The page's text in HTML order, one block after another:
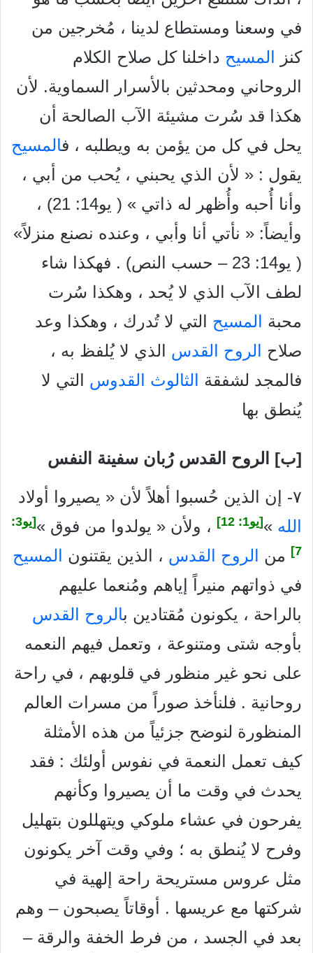
في وسعنا ومستطاع لدينا ، مُخرجين من
كنز
المسيح داخلنا كل صلاح الكلام
الروحاني ومحدثين بالأسرار السماوية. لأن
هكذا قد سُرت مشيئة الآب الصالحة أن
يحل في كل من يؤمن به ويطلبه ، فالمسيح
يقول : « لأن الذي يحبني ، يُحب من أبي ،
وأنا أُحبه وأُظهر له ذاتي » ( يو14: 21) ،
وأيضاً: « نأتي أنا وأبي ، وعنده نصنع منزلاً»
( يو14: 23 – حسب النص) . فهكذا شاء
لطف الآب الذي لا يُحد ، وهكذا سُرت
محبة
المسيح التي لا تُدرك ، وهكذا وعد
صلاح
الروح القدس الذي لا يُلفظ به ،
فالمجد لشفقة
الثالوث القدوس التي لا
يُنطق بها
[ب] الروح القدس رُبان سفينة النفس
۷- إن الذين حُسبوا أهلاً لأن « يصيروا أولاد
الله » [يو1: 12] ، ولأن « يولدوا من فوق » [يو3:
7] من الروح القدس ، الذين يقتنون
المسيح
في ذواتهم منيراً إياهم ومُنعما عليهم
بالراحة ، يكونون مُقتادين بالروح القدس
بأوجه شتى ومتنوعة ، وتعمل فيهم النعمه
على نحو غير منظور في قلوبهم ، في راحة
روحانية . فلنأخذ صوراً من مسرات العالم
المنظورة لنوضح جزئياً من هذه الأمثلة
كيف تعمل النعمة في نفوس أولئك : فقد
يحدث في وقت ما أن يصيروا وكأنهم
يفرحون في عشاء ملوكي ويتهللون بتهليل
وفرح لا يُنطق به ؛ وفي وقت آخر يكونون
مثل عروس مستريحة راحة إلهية في
شركتها مع عريسها . أوقاتاً يصبحون – وهم
بعد في الجسد ، من فرط الخفة والرقة –